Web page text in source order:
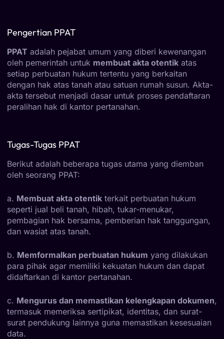
Pengertian PPAT
PPAT adalah pejabat umum yang diberi kewenangan
oleh pemerintah untuk membuat akta otentik atas
setiap perbuatan hukum tertentu yang berkaitan
dengan hak atas tanah atau satuan rumah susun. Akta-
akta tersebut menjadi dasar untuk proses pendaftaran
peralihan hak di kantor pertanahan.
Tugas-Tugas PPAT
Berikut adalah beberapa tugas utama yang diemban
oleh seorang PPAT:
a. Membuat akta otentik terkait perbuatan hukum
seperti jual beli tanah, hibah, tukar-menukar,
pembagian hak bersama, pemberian hak tanggungan,
dan wasiat atas tanah.
b. Memformalkan perbuatan hukum yang dilakukan
para pihak agar memiliki kekuatan hukum dan dapat
didaftarkan di kantor pertanahan.
c. Mengurus dan memastikan kelengkapan dokumen,
termasuk memeriksa sertipikat, identitas, dan surat-
surat pendukung lainnya guna memastikan kesesuaian
data.